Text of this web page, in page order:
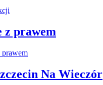
z prawem
Na Wieczór